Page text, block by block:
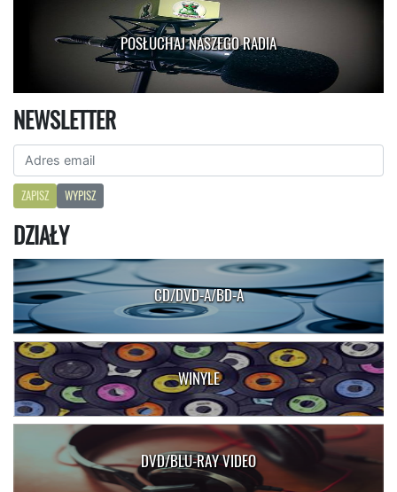
POSŁUCHAJ NASZEGO RADIA
NEWSLETTER
ZAPISZ WYPISZ
DZIAŁY
CD/DVD-A/BD-A
WINYLE
DVD/BLU-RAY VIDEO